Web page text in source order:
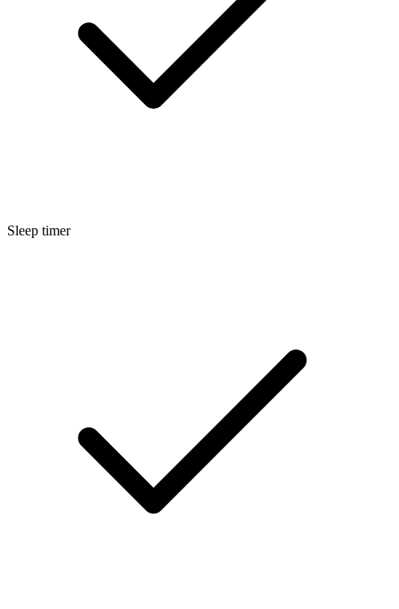
Sleep timer